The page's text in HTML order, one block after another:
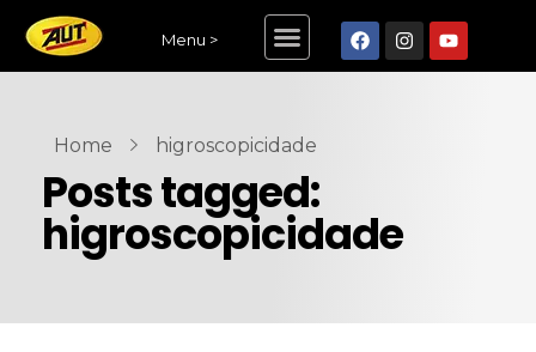
Menu >
Home higroscopicidade
Posts tagged:
higroscopicidade